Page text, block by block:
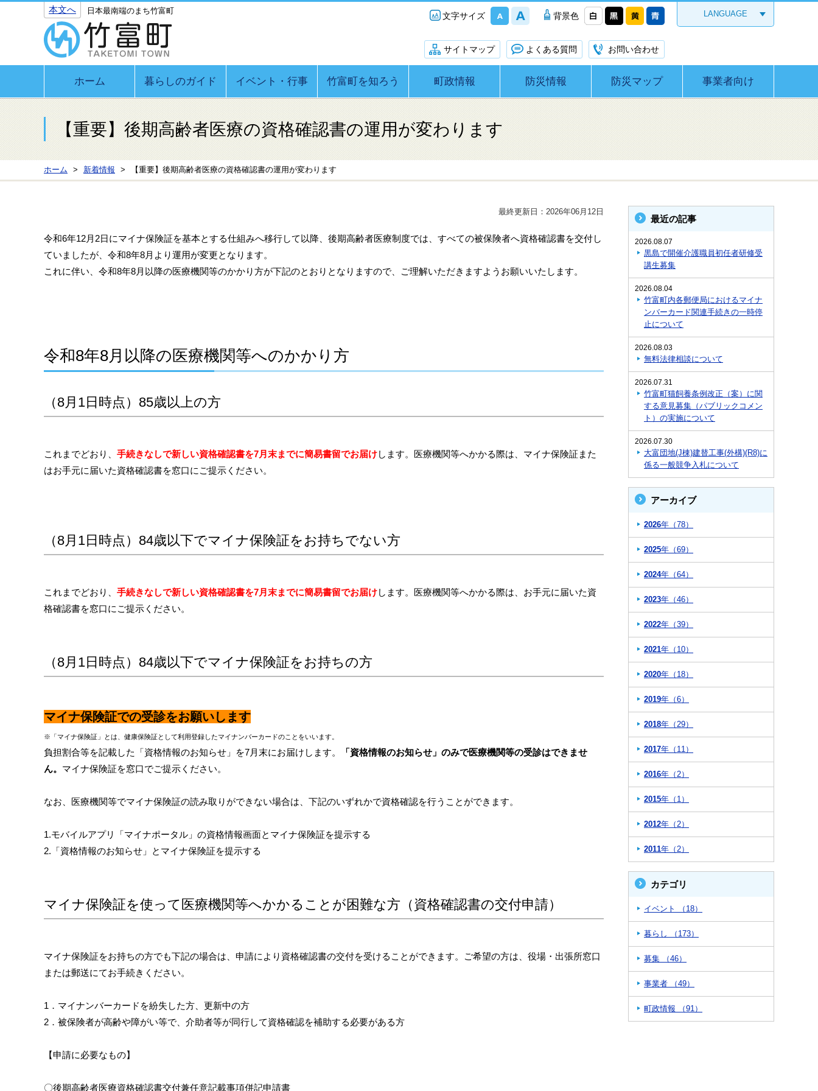
本文へ 日本最南端のまち竹富町
文字サイズ 背景色 LANGUAGE
サイトマップ よくある質問 お問い合わせ
ホーム 暮らしのガイド イベント・行事 竹富町を知ろう 町政情報 防災情報 防災マップ 事業者向け
【重要】後期高齢者医療の資格確認書の運用が変わります
ホーム 新着情報 【重要】後期高齢者医療の資格確認書の運用が変わります
最終更新日：2026年06月12日
令和6年12月2日にマイナ保険証を基本とする仕組みへ移行して以降、後期高齢者医療制度では、すべての被保険者へ資格確認書を交付し
ていましたが、令和8年8月より運用が変更となります。
これに伴い、令和8年8月以降の医療機関等のかかり方が下記のとおりとなりますので、ご理解いただきますようお願いいたします。
令和8年8月以降の医療機関等へのかかり方
（8月1日時点）85歳以上の方
これまでどおり、 手続きなしで新しい資格確認書を7月末までに簡易書留でお届けします。医療機関等へかかる際は、マイナ保険証また
はお手元に届いた資格確認書を窓口にご提示ください。
（8月1日時点）84歳以下でマイナ保険証をお持ちでない方
これまでどおり、 手続きなしで新しい資格確認書を7月末までに簡易書留でお届けします。医療機関等へかかる際は、お手元に届いた資
格確認書を窓口にご提示ください。
（8月1日時点）84歳以下でマイナ保険証をお持ちの方
マイナ保険証での受診をお願いします
※「マイナ保険証」とは、健康保険証として利用登録したマイナンバーカードのことをいいます。
負担割合等を記載した「資格情報のお知らせ」を7月末にお届けします。
「資格情報のお知らせ」のみで医療機関等の受診はできませ
ん。 マイナ保険証を窓口でご提示ください。
なお、医療機関等でマイナ保険証の読み取りができない場合は、下記のいずれかで資格確認を行うことができます。
1.モバイルアプリ「マイナポータル」の資格情報画面とマイナ保険証を提示する
2.「資格情報のお知らせ」とマイナ保険証を提示する
マイナ保険証を使って医療機関等へかかることが困難な方（資格確認書の交付申請）
マイナ保険証をお持ちの方でも下記の場合は、申請により資格確認書の交付を受けることができます。ご希望の方は、役場・出張所窓口
または郵送にてお手続きください。
1．マイナンバーカードを紛失した方、更新中の方
2．被保険者が高齢や障がい等で、介助者等が同行して資格確認を補助する必要がある方
【申請に必要なもの】
〇後期高齢者医療資格確認書交付兼任意記載事項併記申請書
最近の記事
2026.08.07
黒島で開催介護職員初任者研修受
講生募集
2026.08.04
竹富町内各郵便局におけるマイナ
ンバーカード関連手続きの一時停
止について
2026.08.03
無料法律相談について
2026.07.31
竹富町猫飼養条例改正（案）に関
する意見募集（パブリックコメン
ト）の実施について
2026.07.30
大富団地(J棟)建替工事(外構)(R8)に
係る一般競争入札について
アーカイブ
2026年（78）
2025年（69）
2024年（64）
2023年（46）
2022年（39）
2021年（10）
2020年（18）
2019年（6）
2018年（29）
2017年（11）
2016年（2）
2015年（1）
2012年（2）
2011年（2）
カテゴリ
イベント （18）
暮らし （173）
募集 （46）
事業者 （49）
町政情報 （91）